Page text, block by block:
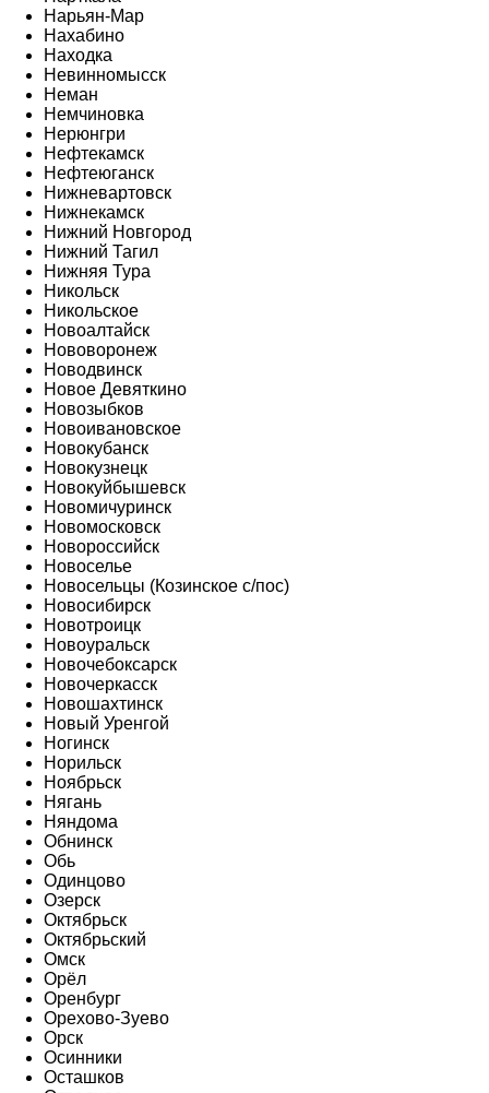
Нарьян-Мар
Нахабино
Находка
Невинномысск
Неман
Немчиновка
Нерюнгри
Нефтекамск
Нефтеюганск
Нижневартовск
Нижнекамск
Нижний Новгород
Нижний Тагил
Нижняя Тура
Никольск
Никольское
Новоалтайск
Нововоронеж
Новодвинск
Новое Девяткино
Новозыбков
Новоивановское
Новокубанск
Новокузнецк
Новокуйбышевск
Новомичуринск
Новомосковск
Новороссийск
Новоселье
Новосельцы (Козинское с/пос)
Новосибирск
Новотроицк
Новоуральск
Новочебоксарск
Новочеркасск
Новошахтинск
Новый Уренгой
Ногинск
Норильск
Ноябрьск
Нягань
Няндома
Обнинск
Обь
Одинцово
Озерск
Октябрьск
Октябрьский
Омск
Орёл
Оренбург
Орехово-Зуево
Орск
Осинники
Осташков